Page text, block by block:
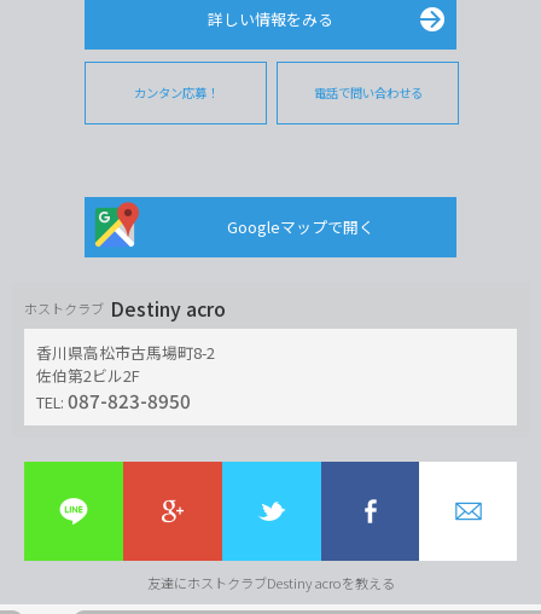
詳しい情報をみる
カンタン応募！ 電話で問い合わせる
Googleマップで開く
ホストクラブ Destiny acro
香川県高松市古馬場町8-2
佐伯第2ビル2F
TEL: 087-823-8950
友達にホストクラブDestiny acroを教える